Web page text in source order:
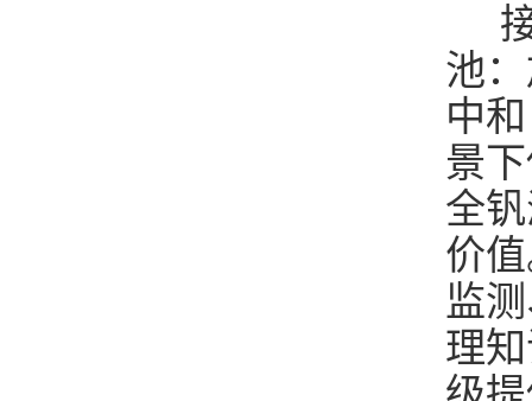
池
中
景
全
价
监
理